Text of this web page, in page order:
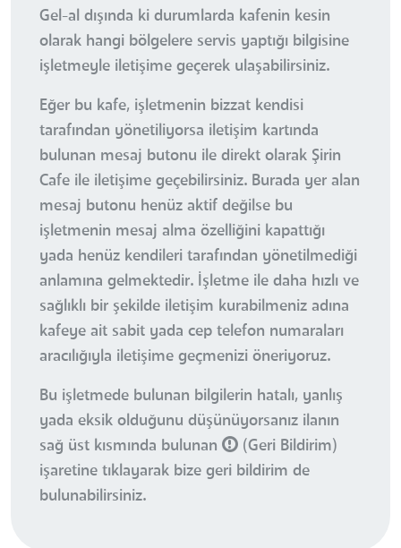
Gel-al dışında ki durumlarda kafenin kesin
olarak hangi bölgelere servis yaptığı bilgisine
işletmeyle iletişime geçerek ulaşabilirsiniz.
Eğer bu kafe, işletmenin bizzat kendisi
tarafından yönetiliyorsa iletişim kartında
bulunan mesaj butonu ile direkt olarak Şirin
Cafe ile iletişime geçebilirsiniz. Burada yer alan
mesaj butonu henüz aktif değilse bu
işletmenin mesaj alma özelliğini kapattığı
yada henüz kendileri tarafından yönetilmediği
anlamına gelmektedir. İşletme ile daha hızlı ve
sağlıklı bir şekilde iletişim kurabilmeniz adına
kafeye ait sabit yada cep telefon numaraları
aracılığıyla iletişime geçmenizi öneriyoruz.
Bu işletmede bulunan bilgilerin hatalı, yanlış
yada eksik olduğunu düşünüyorsanız ilanın
sağ üst kısmında bulunan
(Geri Bildirim)
işaretine tıklayarak bize geri bildirim de
bulunabilirsiniz.